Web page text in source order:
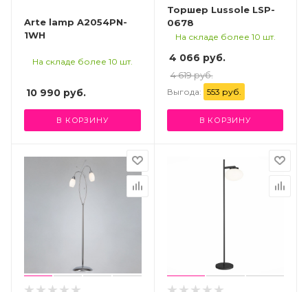
Arte lamp A2054PN-
1WH
На складе более 10 шт.
10 990 руб.
В КОРЗИНУ
Торшер Lussole LSP-
0678
На складе более 10 шт.
4 066 руб.
4 619 руб.
Выгода: 553 руб.
В КОРЗИНУ